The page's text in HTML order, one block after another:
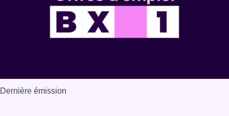
Dernière émission